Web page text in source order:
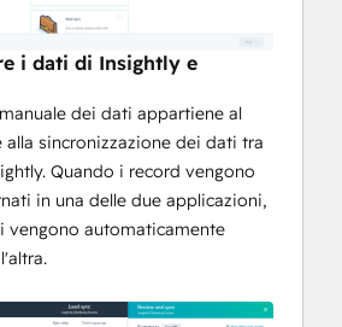
i dati di Insightly e
dei dati appartiene al
alla sincronizzazione dei dati tra
Quando i record vengono
in una delle due applicazioni,
vengono automaticamente